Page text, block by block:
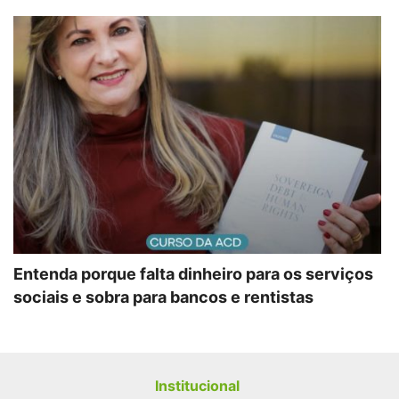
Entenda porque falta dinheiro para os serviços
sociais e sobra para bancos e rentistas
Institucional